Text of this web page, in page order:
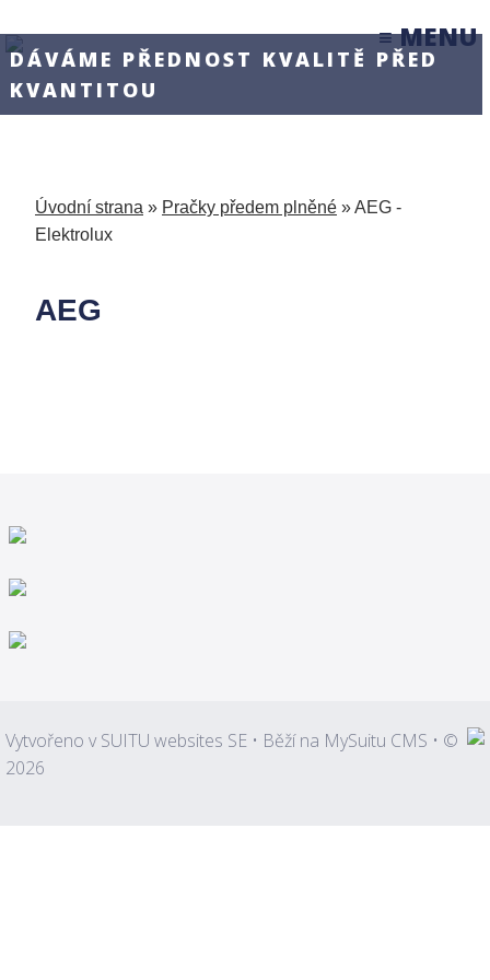
≡ MENU
DÁVÁME PŘEDNOST KVALITĚ PŘED
KVANTITOU
Úvodní strana » Pračky předem plněné »AEG -
Elektrolux
AEG
Vytvořeno v SUITU websites SE• Běží na MySuitu CMS • ©
2026